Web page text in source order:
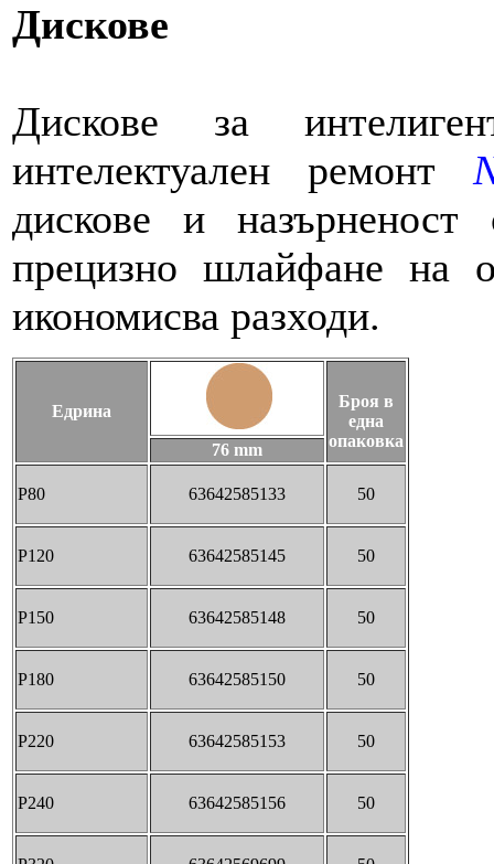
Дискове
Дискове за
интелектуален ремонт
дискове и
прецизно шлайфане на
икономисва разходи.
Едрина
Броя в
една
опаковка
76 mm
P80 63642585133 50
P120 63642585145 50
P150 63642585148 50
P180 63642585150 50
P220 63642585153 50
P240 63642585156 50